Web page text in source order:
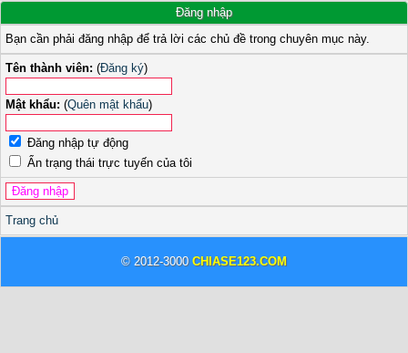
Đăng nhập
Bạn cần phải đăng nhập để trả lời các chủ đề trong chuyên mục này.
Tên thành viên: (Đăng ký)
Mật khẩu: (Quên mật khẩu)
Đăng nhập tự động
Ẩn trạng thái trực tuyến của tôi
Trang chủ
© 2012-3000 CHIASE123.COM